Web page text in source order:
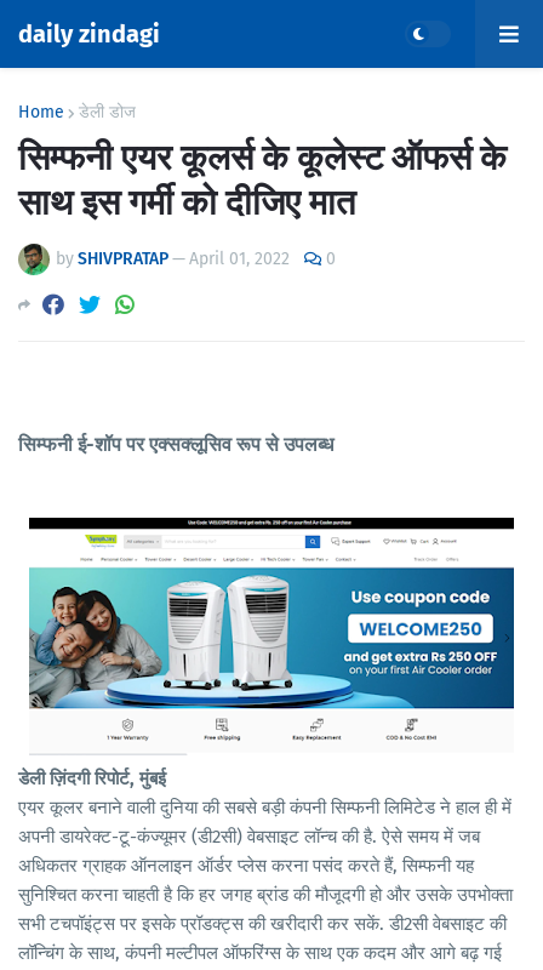
daily zindagi
Home डेली डोज
सिम्फनी एयर कूलर्स के कूलेस्ट ऑफर्स के
साथ इस गर्मी को दीजिए मात
bySHIVPRATAP—April 01, 2022 0
सिम्फनी ई-शॉप पर एक्सक्लूसिव रूप से उपलब्ध
डेली ज़िंदगी रिपोर्ट, मुंबई
एयर कूलर बनाने वाली दुनिया की सबसे बड़ी कंपनी सिम्फनी लिमिटेड ने हाल ही में
अपनी डायरेक्ट-टू-कंज्यूमर (डी2सी) वेबसाइट लॉन्च की है. ऐसे समय में जब
अधिकतर ग्राहक ऑनलाइन ऑर्डर प्लेस करना पसंद करते हैं, सिम्फनी यह
सुनिश्चित करना चाहती है कि हर जगह ब्रांड की मौजूदगी हो और उसके उपभोक्ता
सभी टचपॉइंट्स पर इसके प्रॉडक्ट्स की खरीदारी कर सकें. डी2सी वेबसाइट की
लॉन्चिंग के साथ, कंपनी मल्टीपल ऑफरिंग्स के साथ एक कदम और आगे बढ़ गई